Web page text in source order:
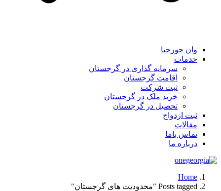
وان جورجیا
خدمات
سرمایه گذاری در گرجستان
اقامت گرجستان
ثبت شرکت
خرید ملک در گرجستان
تحصیل در گرجستان
ثبت ازدواج
مقالات
تماس باما
درباره ما
Home
Posts tagged "محدودیت های گرجستان"